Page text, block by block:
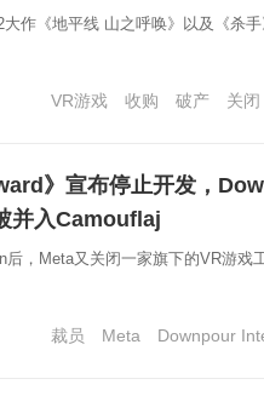
作《地平线 山之呼唤》以及《杀手
VR游戏 收购 破产 关闭
》宣布停止开发，
并入Camouflaj
，Meta又关闭一家旗下的VR游戏
裁员 Meta Downpour